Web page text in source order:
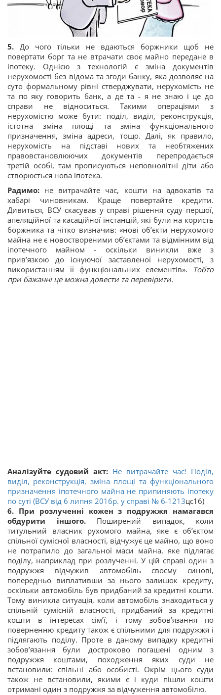
5. До чого тільки не вдаються боржники щоб не
повертати борг та не втрачати своє майно передане в
іпотеку. Однією з технологій є зміна документів
нерухомості без відома та згоди банку, яка дозволяє на
суто формальному рівні стверджувати, нерухомість не
та по яку говорить банк, а де та - я не знаю і це до
справи не відноситься. Такими операціями з
нерухомістю може бути: поділ, виділ, реконструкція,
істотна зміна площі та зміна функціонального
призначення, зміна адреси, тощо. Далі, як правило,
нерухомість на підставі нових та необтяжених
правовстановлюючих документів перепродається
третій особі, там прописуються неповнолітні діти або
створюється нова іпотека.
Радимо: не витрачайте час, кошти на адвокатів та
хабарі чиновникам. Краще повертайте кредити.
Дивиться, ВСУ скасував у справі рішення суду першої,
апеляційної та касаційної інстанцій, які були на користь
боржника та чітко визначив: «нові об’єкти нерухомого
майна не є новоствореними об’єктами та відмінним від
іпотечного майном - оскільки виникли вже з
прив’язкою до існуючої заставленої нерухомості, з
використанням її функціональних елементів». Тобто
при бажанні це можна довести та перевірити.
Аналізуйте судовий акт: Не витрачайте час! Поділ,
виділ, реконструкція, зміна площі та функціонального
призначення іпотечного майна не припиняють іпотеку
по суті (ВСУ від 6 липня 2016р. у справі № 6-1213цс16)
6. При розлученні кожен з подружжя намагався
обдурити іншого. Поширений випадок, коли
титульний власник рухомого майна, яке є об’єктом
спільної сумісної власності, відчужує це майно, що воно
не потрапило до загальної маси майна, яке підлягає
поділу, наприклад при розлученні. У цій справі один з
подружжя відчужив автомобіль своєму синові,
попередньо виплативши за нього залишок кредиту,
оскільки автомобіль був придбаний за кредитні кошти.
Тому виникла ситуація, коли автомобіль знаходиться у
спільній сумісній власності, придбаний за кредитні
кошти в інтересах сім’ї, і тому зобов’язання по
поверненню кредиту також є спільними для подружжя і
підлягають поділу. Проте в даному випадку кредитні
зобов’язання були достроково погашені одним з
подружжя коштами, походження яких суди не
встановили: спільні або особисті. Окрім цього суди
також не встановили, якими є і куди пішли кошти
отримані один з подружжя за відчуження автомобілю.